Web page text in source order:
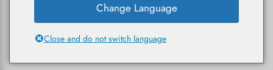
Change Language
Close and do not switch language